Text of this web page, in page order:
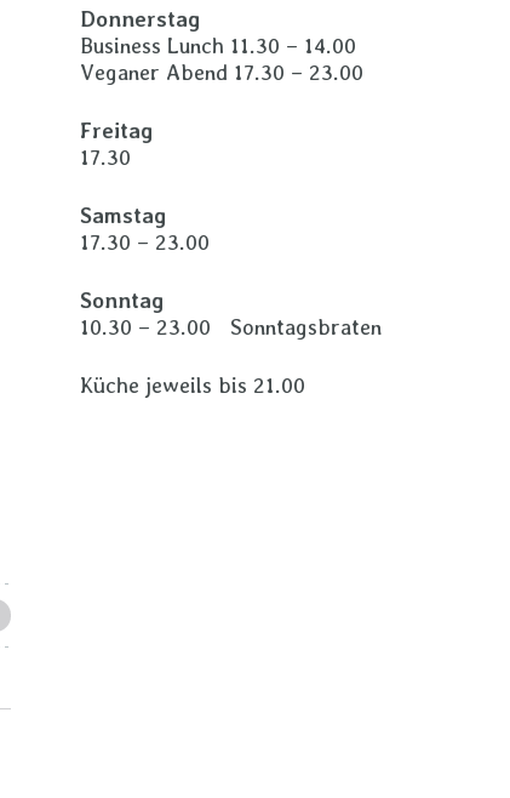
Donnerstag
Business Lunch 11.30 – 14.00
Veganer Abend 17.30 – 23.00
Freitag
17.30
Samstag
17.30 – 23.00
Sonntag
10.30 – 23.00 Sonntagsbraten
Küche jeweils bis 21.00